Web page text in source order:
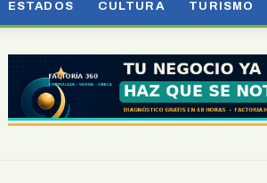
ESTADOS CULTURA TURISMO